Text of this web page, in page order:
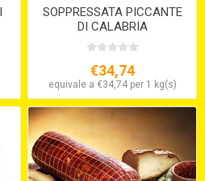
SOPPRESSATA PICCANTE
DI CALABRIA
€34,74
equivale a €34,74 per 1 kg(s)